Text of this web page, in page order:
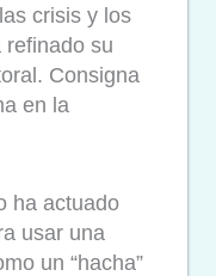
crisis y los
refinado su
Consigna
en la
ha actuado
usar una
un “hacha”